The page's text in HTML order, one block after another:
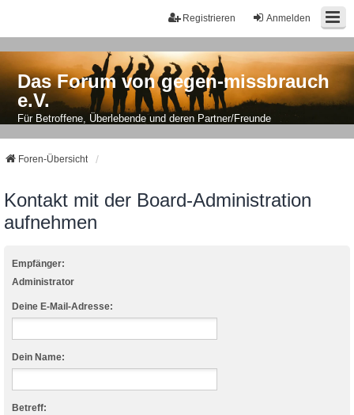
Anmelden
Registrieren
Das Forum von gegen-missbrauch
e.V.
Für Betroffene, Überlebende und deren Partner/Freunde
Foren-Übersicht
Kontakt mit der Board-Administration
aufnehmen
Empfänger:
Administrator
Deine E-Mail-Adresse:
Dein Name:
Betreff: